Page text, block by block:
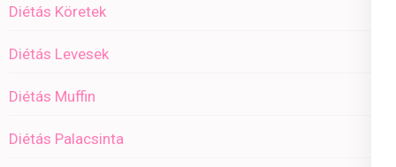
Diétás Köretek
Diétás Levesek
Diétás Muffin
Diétás Palacsinta